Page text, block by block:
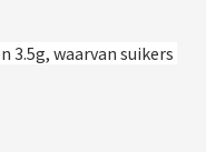
3.5g, waarvan suikers